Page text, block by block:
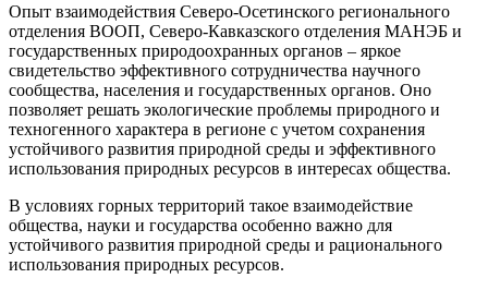
Опыт взаимодействия Северо-Осетинского регионального
отделения ВООП, Северо-Кавказского отделения МАНЭБ и
государственных природоохранных органов – яркое
свидетельство эффективного сотрудничества научного
сообщества, населения и государственных органов. Оно
позволяет решать экологические проблемы природного и
техногенного характера в регионе с учетом сохранения
устойчивого развития природной среды и эффективного
использования природных ресурсов в интересах общества.
В условиях горных территорий такое взаимодействие
общества, науки и государства особенно важно для
устойчивого развития природной среды и рационального
использования природных ресурсов.